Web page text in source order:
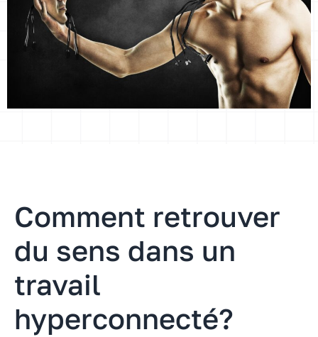
Comment retrouver
du sens dans un
travail
hyperconnecté?